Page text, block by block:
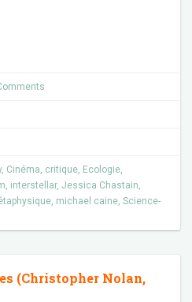
, Cinéma, critique, Ecologie,
, interstellar, Jessica Chastain,
, michael caine, Science-
(Christopher Nolan,